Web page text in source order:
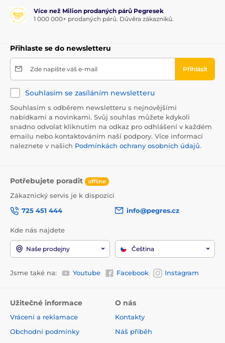
Více než Milion prodaných párů Pegresek
1 000 000+ prodaných párů. Důvěra zákazníků.
Přihlaste se do newsletteru
Zde napište váš e-mail Přihlásit
Souhlasím se zasíláním newsletteru
Souhlasím s odběrem newsletteru s nejnovějšími
nabídkami a novinkami. Svůj souhlas můžete kdykoli
snadno odvolat kliknutím na odkaz pro odhlášení v každém
emailu nebo kontaktováním naší podpory. Více informací
naleznete v našich Podmínkách ochrany osobních údajů.
Potřebujete poradit offline
Zákaznický servis je k dispozici
725 451 444
info@pegres.cz
Kde nás najdete
Naše prodejny Čeština
Jsme také na: Youtube Facebook Instagram
Užitečné informace
Vrácení a reklamace
Obchodní podmínky
O nás
Kontakty
Náš příběh